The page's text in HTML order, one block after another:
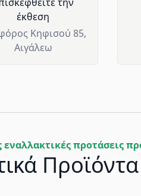
έκθεση
Κηφισού 85,
Αιγάλεω
εναλλακτικές προτάσεις
Προϊόντα